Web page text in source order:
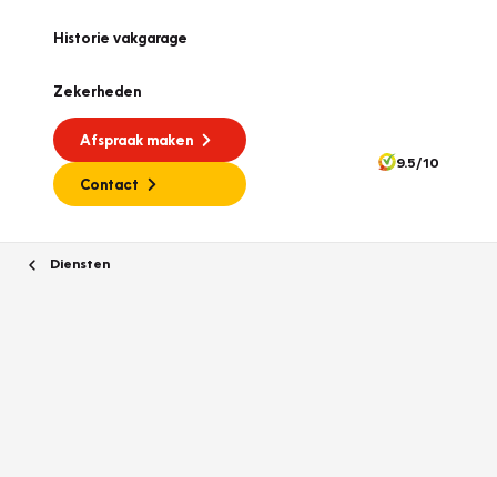
Historie vakgarage
Zekerheden
Afspraak maken
Contact
9.5/10
Diensten